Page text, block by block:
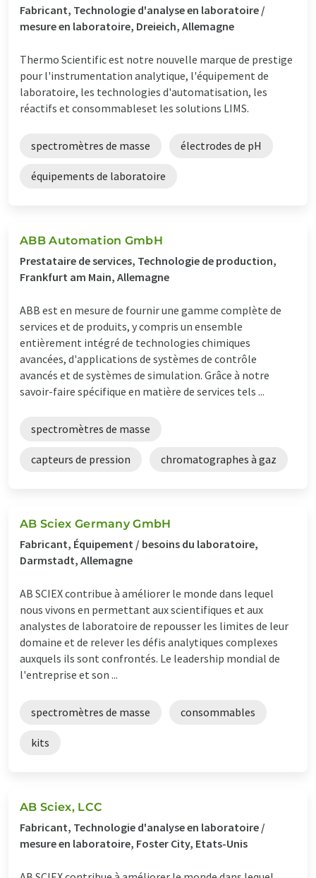
Fabricant, Technologie d'analyse en laboratoire /
mesure en laboratoire, Dreieich, Allemagne
Thermo Scientific est notre nouvelle marque de prestige
pour l'instrumentation analytique, l'équipement de
laboratoire, les technologies d'automatisation, les
réactifs et consommableset les solutions LIMS.
spectromètres de masse électrodes de pH
équipements de laboratoire
ABB Automation GmbH
Prestataire de services, Technologie de production,
Frankfurt am Main, Allemagne
ABB est en mesure de fournir une gamme complète de
services et de produits, y compris un ensemble
entièrement intégré de technologies chimiques
avancées, d'applications de systèmes de contrôle
avancés et de systèmes de simulation. Grâce à notre
savoir-faire spécifique en matière de services tels ...
spectromètres de masse
capteurs de pression chromatographes à gaz
AB Sciex Germany GmbH
Fabricant, Équipement / besoins du laboratoire,
Darmstadt, Allemagne
AB SCIEX contribue à améliorer le monde dans lequel
nous vivons en permettant aux scientifiques et aux
analystes de laboratoire de repousser les limites de leur
domaine et de relever les défis analytiques complexes
auxquels ils sont confrontés. Le leadership mondial de
l'entreprise et son ...
spectromètres de masse consommables
kits
AB Sciex, LCC
Fabricant, Technologie d'analyse en laboratoire /
mesure en laboratoire, Foster City, Etats-Unis